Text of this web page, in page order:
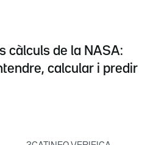
càlculs de la NASA:
calcular i predir